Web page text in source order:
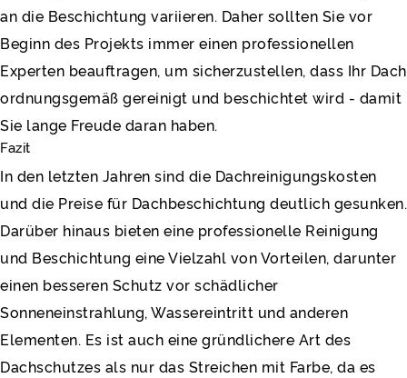
an die Beschichtung variieren. Daher sollten Sie vor
Beginn des Projekts immer einen professionellen
Experten beauftragen, um sicherzustellen, dass Ihr Dach
ordnungsgemäß gereinigt und beschichtet wird - damit
Sie lange Freude daran haben.
Fazit
In den letzten Jahren sind die Dachreinigungskosten
und die Preise für Dachbeschichtung deutlich gesunken.
Darüber hinaus bieten eine professionelle Reinigung
und Beschichtung eine Vielzahl von Vorteilen, darunter
einen besseren Schutz vor schädlicher
Sonneneinstrahlung, Wassereintritt und anderen
Elementen. Es ist auch eine gründlichere Art des
Dachschutzes als nur das Streichen mit Farbe, da es